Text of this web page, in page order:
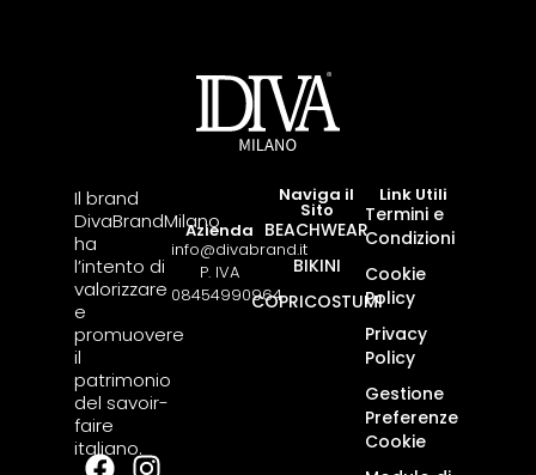
Il brand
DivaBrandMilano
ha
l’intento di
valorizzare
e
promuovere
il
patrimonio
del savoir-
faire
italiano.
Azienda
info@divabrand.it
P. IVA
08454990964
Naviga il
Sito
BEACHWEAR
BIKINI
COPRICOSTUMI
Link Utili
Termini e
Condizioni
Cookie
Policy
Privacy
Policy
Gestione
Preferenze
Cookie